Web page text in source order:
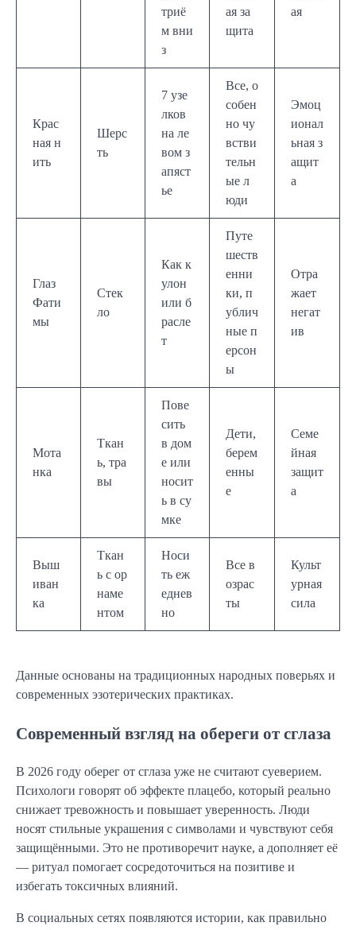
триё
м вни
з
ая за
щита
ая
Крас
ная н
ить
Шерс
ть
7 узе
лков
на ле
вом з
апяст
ье
Все, о
собен
но чу
встви
тельн
ые л
юди
Эмоц
ионал
ьная з
ащит
а
Глаз
Фати
мы
Стек
ло
Как к
улон
или б
расле
т
Путе
шеств
енни
ки, п
ублич
ные п
ерсон
ы
Отра
жает
негат
ив
Мота
нка
Ткан
ь, тра
вы
Пове
сить
в дом
е или
носит
ь в су
мке
Дети,
берем
енны
е
Семе
йная
защит
а
Выш
иван
ка
Ткан
ь с ор
наме
нтом
Носи
ть еж
еднев
но
Все в
озрас
ты
Культ
урная
сила
Данные основаны на традиционных народных поверьях и
современных эзотерических практиках.
Современный взгляд на обереги от сглаза
В 2026 году оберег от сглаза уже не считают суеверием.
Психологи говорят об эффекте плацебо, который реально
снижает тревожность и повышает уверенность. Люди
носят стильные украшения с символами и чувствуют себя
защищёнными. Это не противоречит науке, а дополняет её
— ритуал помогает сосредоточиться на позитиве и
избегать токсичных влияний.
В социальных сетях появляются истории, как правильно